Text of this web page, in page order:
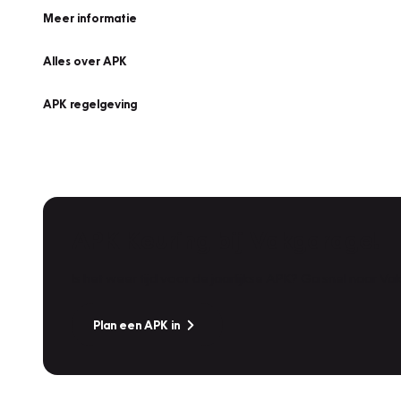
Meer informatie
Alles over APK
APK regelgeving
Plan een APK in